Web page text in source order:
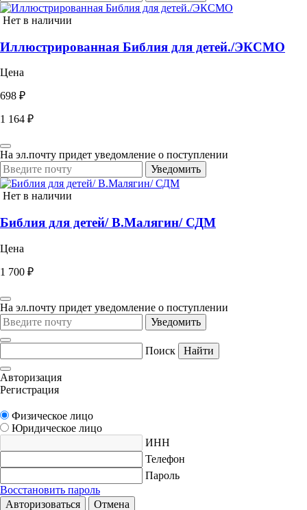
Нет в наличии
Иллюстрированная Библия для детей./ЭКСМО
Цена
698 ₽
1 164 ₽
На эл.почту придет уведомление о поступлении
Уведомить
Нет в наличии
Библия для детей/ В.Малягин/ СДМ
Цена
1 700 ₽
На эл.почту придет уведомление о поступлении
Уведомить
Поиск Найти
Авторизация
Регистрация
Физическое лицо
Юридическое лицо
ИНН
Телефон
Пароль
Восстановить пароль
Авторизоваться
Отмена